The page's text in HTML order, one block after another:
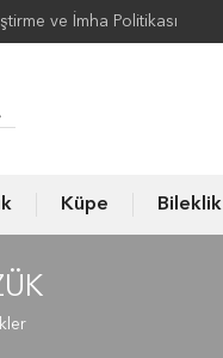
ve İmha Politikası
Küpe Bileklik